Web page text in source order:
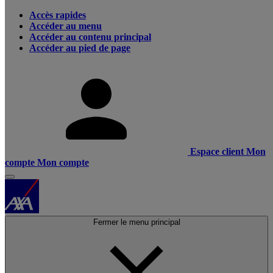
Accès rapides
Accéder au menu
Accéder au contenu principal
Accéder au pied de page
Espace client Mon
compte Mon compte
Fermer le menu principal